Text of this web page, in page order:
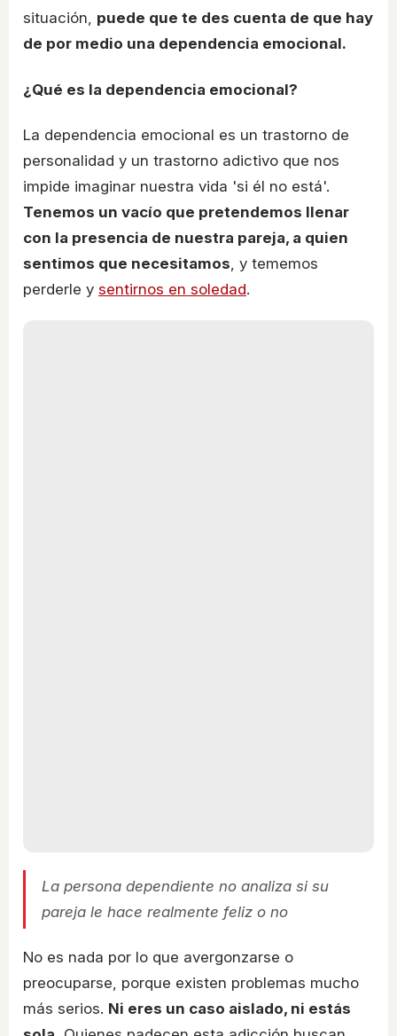
situación, puede que te des cuenta de que hay
de por medio una dependencia emocional.
¿Qué es la dependencia emocional?
La dependencia emocional es un trastorno de
personalidad y un trastorno adictivo que nos
impide imaginar nuestra vida 'si él no está'.
Tenemos un vacío que pretendemos llenar
con la presencia de nuestra pareja, a quien
sentimos que necesitamos, y tememos
perderle y sentirnos en soledad.
La persona dependiente no analiza si su
pareja le hace realmente feliz o no
No es nada por lo que avergonzarse o
preocuparse, porque existen problemas mucho
más serios. Ni eres un caso aislado, ni estás